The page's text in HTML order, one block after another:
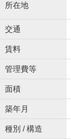
所在地
交通
賃料
管理費等
面積
築年月
種別 / 構造